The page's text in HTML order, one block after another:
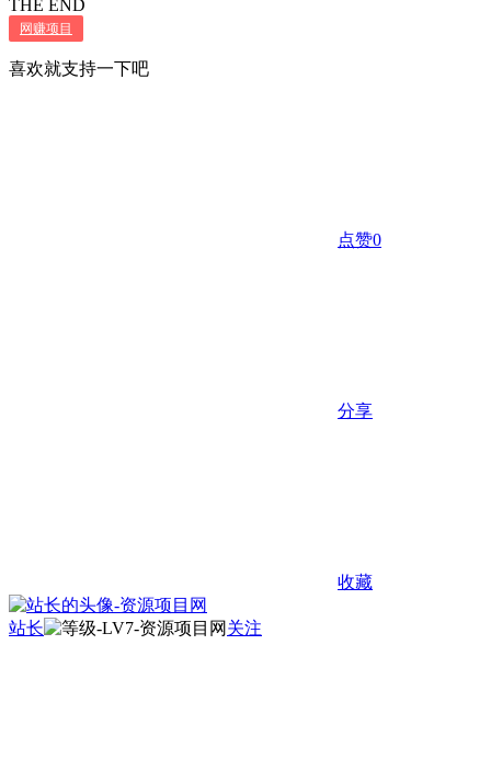
THE END
网赚项目
喜欢就支持一下吧
点赞0
分享
收藏
站长 关注